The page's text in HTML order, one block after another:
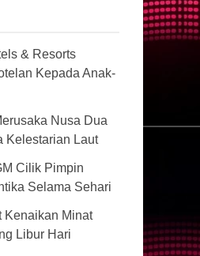
& Resorts
Kepada Anak-
Nusa Dua
Kelestarian Laut
Cilik Pimpin
Selama Sehari
Kenaikan Minat
Libur Hari